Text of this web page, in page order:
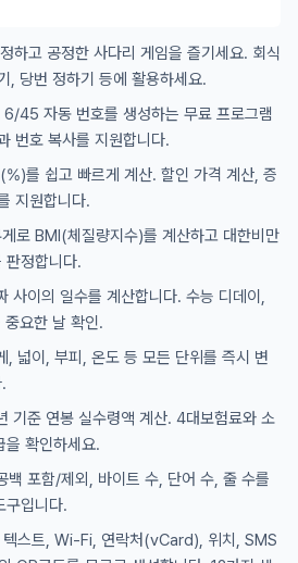
하고 공정한 사다리 게임을 즐기세요. 회식
, 당번 정하기 등에 활용하세요.
45 자동 번호를 생성하는 무료 프로그램
번호 복사를 지원합니다.
를 쉽고 빠르게 계산. 할인 가격 계산, 증
지원합니다.
로 BMI(체질량지수)를 계산하고 대한비만
판정합니다.
사이의 일수를 계산합니다. 수능 디데이,
요한 날 확인.
, 넓이, 부피, 온도 등 모든 단위를 즉시 변
기준 연봉 실수령액 계산. 4대보험료와 소
을 확인하세요.
백 포함/제외, 바이트 수, 단어 수, 줄 수를
구입니다.
스트, Wi-Fi, 연락처(vCard), 위치, SMS